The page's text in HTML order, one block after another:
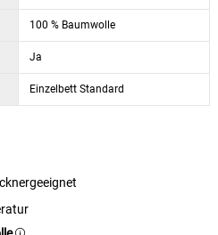
100 % Baumwolle
Ja
Einzelbett Standard